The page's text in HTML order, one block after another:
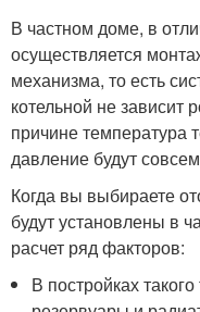
В частном доме, в
осуществляется
механизма, то есть
котельной не зависит
причине температура
давление будут
Когда вы выбираете
будут установлены в
расчет ряд факторов:
В постройках